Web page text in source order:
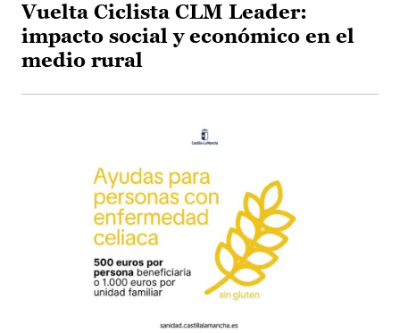
Vuelta Ciclista CLM Leader:
impacto social y económico en el
medio rural